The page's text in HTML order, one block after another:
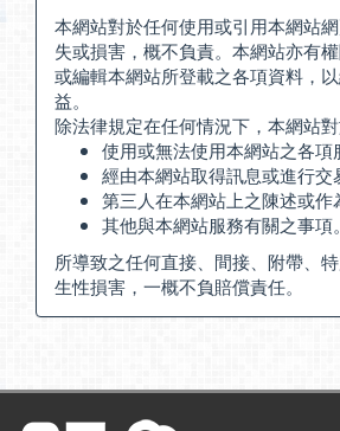
本網站對於任何使用或引用本網站
失或損害，概不負責。本網站亦有
或編輯本網站所登載之各項資料，
益。
除法律規定在任何情況下，本網站對
使用或無法使用本網站之各項
經由本網站取得訊息或進行交
第三人在本網站上之陳述或作
其他與本網站服務有關之事項。
所導致之任何直接、間接、附帶、
生性損害，一概不負賠償責任。